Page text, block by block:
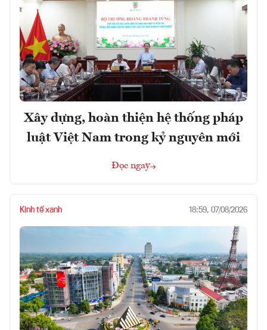
Xây dựng, hoàn thiện hệ thống pháp
luật Việt Nam trong kỷ nguyên mới
Đọc ngay
Kinh tế xanh 18:59, 07/08/2026